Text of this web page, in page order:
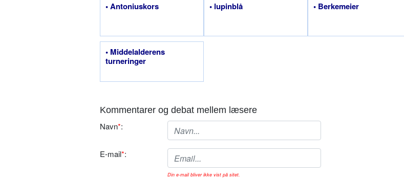
• Antoniuskors • lupinblå • Berkemeier
• Middelalderens
turneringer
Kommentarer og debat mellem læsere
Navn*:
E-mail*:
Din e-mail bliver ikke vist på sitet.